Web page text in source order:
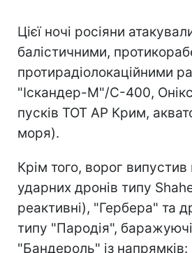
Цієї ночі росіяни
балістичними,
протирадіолокаційними
"Іскандер-М"/С-400,
пусків ТОТ АР Крим,
моря).
Крім того, ворог випустив
ударних дронів типу
реактивні), "Гербера" та
типу "Пародія",
"Бандероль" із напрямків: